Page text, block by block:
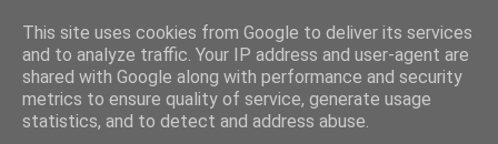
Reflecţii economice
blog de reflecţii, informaţii şi opinii economice
This site uses cookies from Google to deliver its services
and to analyze traffic. Your IP address and user-agent are
shared with Google along with performance and security
metrics to ensure quality of service, generate usage
statistics, and to detect and address abuse.